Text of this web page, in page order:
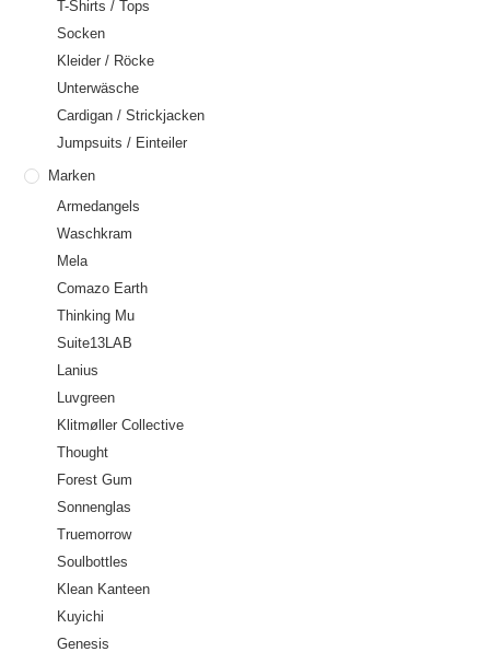
T-Shirts / Tops
Socken
Kleider / Röcke
Unterwäsche
Cardigan / Strickjacken
Jumpsuits / Einteiler
Marken
Armedangels
Waschkram
Mela
Comazo Earth
Thinking Mu
Suite13LAB
Lanius
Luvgreen
Klitmøller Collective
Thought
Forest Gum
Sonnenglas
Truemorrow
Soulbottles
Klean Kanteen
Kuyichi
Genesis